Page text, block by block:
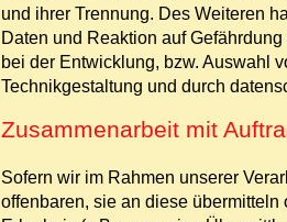
und ihrer Trennung. Des Weiteren
Daten und Reaktion auf
bei der Entwicklung, bzw. Auswahl
Technikgestaltung und durch
Zusammenarbeit mit
Sofern wir im Rahmen unserer
offenbaren, sie an diese